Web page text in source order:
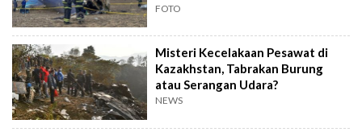
FOTO
Misteri Kecelakaan Pesawat di
Kazakhstan, Tabrakan Burung
atau Serangan Udara?
NEWS